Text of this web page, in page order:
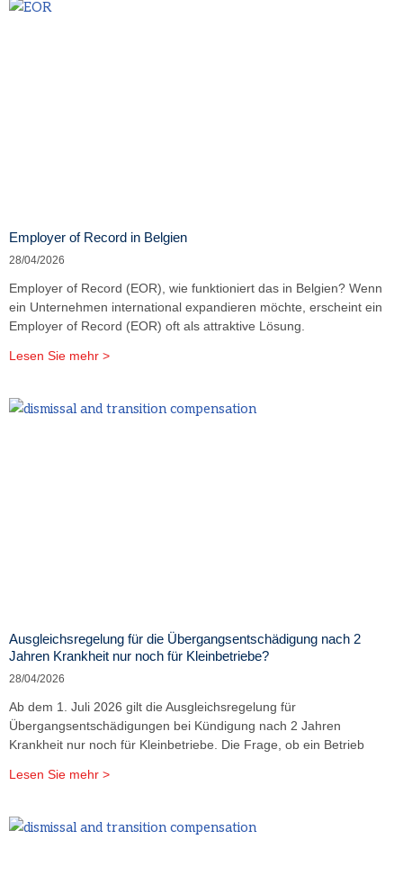
Employer of Record in Belgien
28/04/2026
Employer of Record (EOR), wie funktioniert das in Belgien? Wenn
ein Unternehmen international expandieren möchte, erscheint ein
Employer of Record (EOR) oft als attraktive Lösung.
Lesen Sie mehr >
Ausgleichsregelung für die Übergangsentschädigung nach 2
Jahren Krankheit nur noch für Kleinbetriebe?
28/04/2026
Ab dem 1. Juli 2026 gilt die Ausgleichsregelung für
Übergangsentschädigungen bei Kündigung nach 2 Jahren
Krankheit nur noch für Kleinbetriebe. Die Frage, ob ein Betrieb
Lesen Sie mehr >